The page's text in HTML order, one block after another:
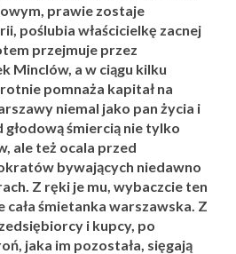
prawie zostaje
poślubia właścicielkę zacnej
przejmuje przez
Minclów, a w ciągu kilku
pomnaża kapitał na
niemal jako pan życia i
śmiercią nie tylko
ale też ocala przed
bywających niedawno
Z ręki je mu, wybaczcie ten
śmietanka warszawska. Z
i kupcy, po
jaka im pozostała, sięgają